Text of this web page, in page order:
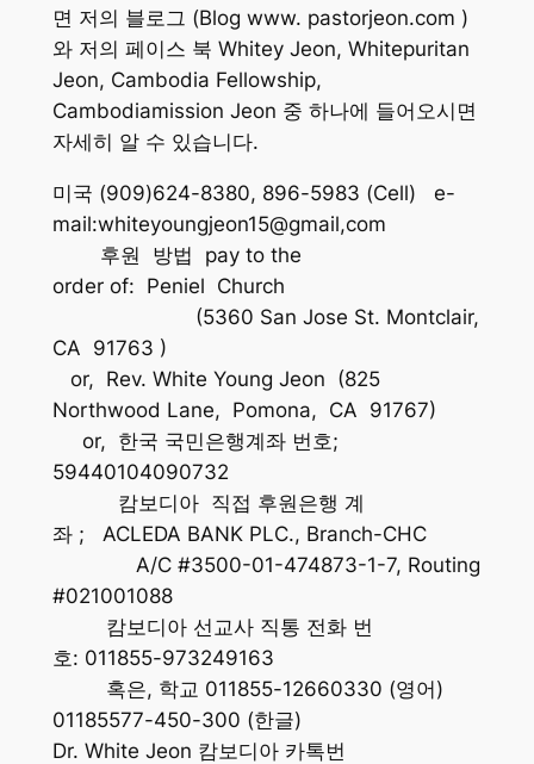
면 저의 블로그 (Blog www. pastorjeon.com )
와 저의 페이스 북 Whitey Jeon, Whitepuritan
Jeon, Cambodia Fellowship,
Cambodiamission Jeon 중 하나에 들어오시면
자세히 알 수 있습니다.
미국 (909)624-8380, 896-5983 (Cell) e-
mail:whiteyoungjeon15@gmail,com
후원 방법 pay to the
order of: Peniel Church
(5360 San Jose St. Montclair,
CA 91763 )
or, Rev. White Young Jeon (825
Northwood Lane, Pomona, CA 91767)
or, 한국 국민은행계좌 번호;
59440104090732
캄보디아 직접 후원은행 계
좌 ; ACLEDA BANK PLC., Branch-CHC
A/C #3500-01-474873-1-7, Routing
#021001088
캄보디아 선교사 직통 전화 번
호: 011855-973249163
혹은, 학교 011855-12660330 (영어)
01185577-450-300 (한글)
Dr. White Jeon 캄보디아 카톡번